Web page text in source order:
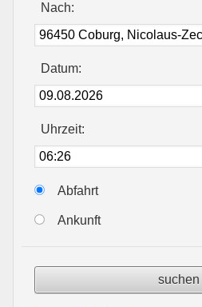
Nach:
Datum:
Uhrzeit:
Abfahrt
Ankunft